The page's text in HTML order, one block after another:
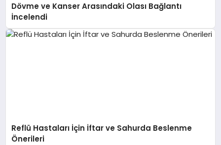
Dövme ve Kanser Arasındaki Olası Bağlantı
İncelendi
Reflü Hastaları İçin İftar ve Sahurda Beslenme
Önerileri